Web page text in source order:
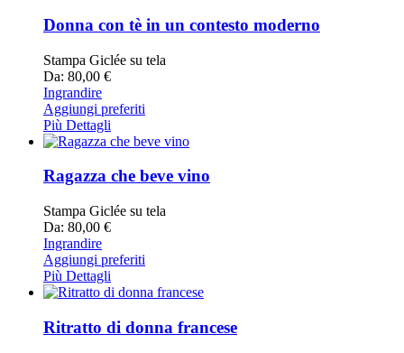
Donna con tè in un contesto moderno
Stampa Giclée su tela
Da: 80,00 €
Ingrandire
Aggiungi preferiti
Più Dettagli
Ragazza che beve vino
Stampa Giclée su tela
Da: 80,00 €
Ingrandire
Aggiungi preferiti
Più Dettagli
Ritratto di donna francese